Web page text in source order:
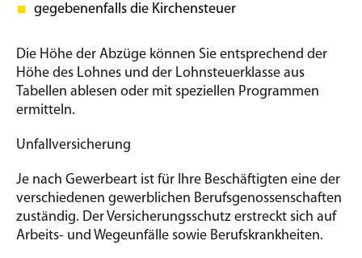
gegebenenfalls die Kirchensteuer
Die Höhe der Abzüge können Sie entsprechend der
Höhe des Lohnes und der Lohnsteuerklasse aus
Tabellen ablesen oder mit speziellen Programmen
ermitteln.
Unfallversicherung
Je nach Gewerbeart ist für Ihre Beschäftigten eine der
verschiedenen gewerblichen Berufsgenossenschaften
zuständig. Der Versicherungsschutz erstreckt sich auf
Arbeits- und Wegeunfälle sowie Berufskrankheiten.